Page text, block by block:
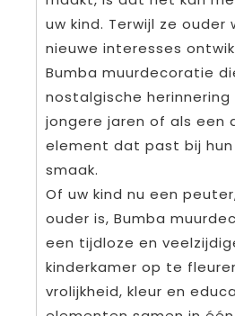
uw kind. Terwijl ze ouder
nieuwe interesses
Bumba muurdecoratie
nostalgische herinnering
jongere jaren of als een
element dat past bij
smaak.
Of uw kind nu een
ouder is, Bumba
een tijdloze en
kinderkamer op te
vrolijkheid, kleur en